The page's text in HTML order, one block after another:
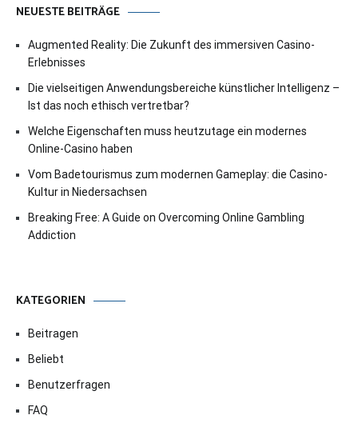
NEUESTE BEITRÄGE
Augmented Reality: Die Zukunft des immersiven Casino-
Erlebnisses
Die vielseitigen Anwendungsbereiche künstlicher Intelligenz –
Ist das noch ethisch vertretbar?
Welche Eigenschaften muss heutzutage ein modernes
Online-Casino haben
Vom Badetourismus zum modernen Gameplay: die Casino-
Kultur in Niedersachsen
Breaking Free: A Guide on Overcoming Online Gambling
Addiction
KATEGORIEN
Beitragen
Beliebt
Benutzerfragen
FAQ